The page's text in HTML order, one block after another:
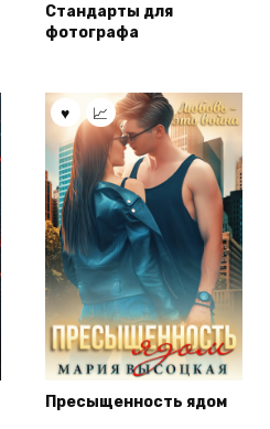
Стандарты для
фотографа
Пресыщенность ядом